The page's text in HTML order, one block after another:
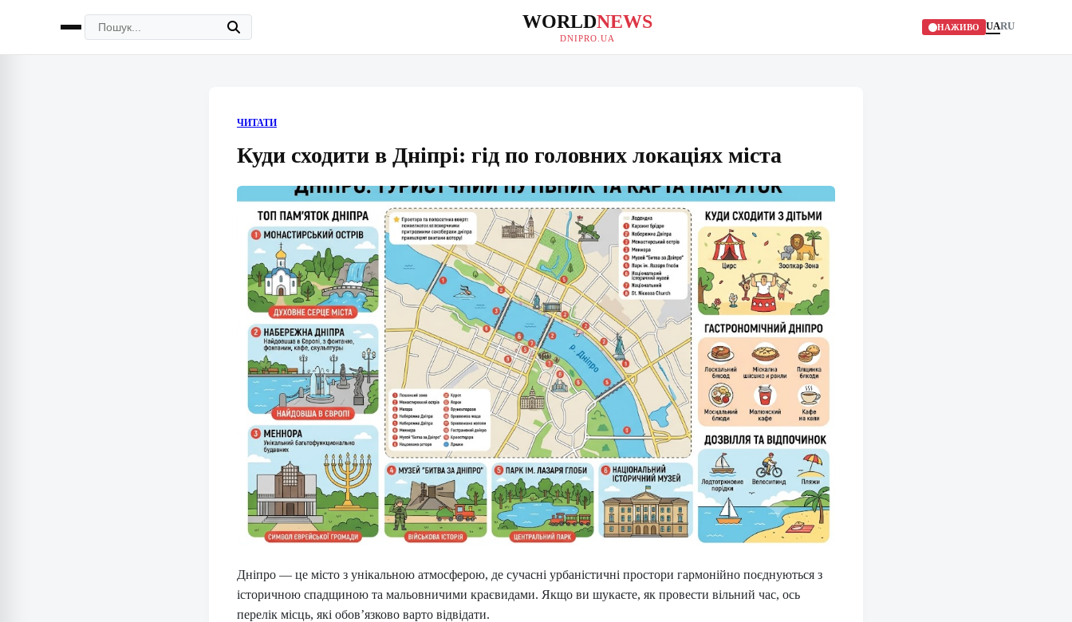
WORLDNEWS
DNIPRO.UA
НАЖИВО UARU
ЧИТАТИ
Куди сходити в Дніпрі: гід по головних локаціях міста
Дніпро — це місто з унікальною атмосферою, де сучасні урбаністичні простори гармонійно поєднуються з
історичною спадщиною та мальовничими краєвидами. Якщо ви шукаєте, як провести вільний час, ось
перелік місць, які обов’язково варто відвідати.